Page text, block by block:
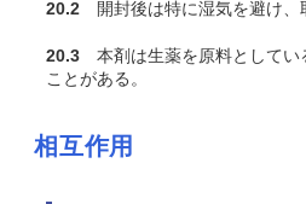
20.2 開封後は特に湿気を避け、
20.3 本剤は生薬を原料としてい
ことがある。
相互作用